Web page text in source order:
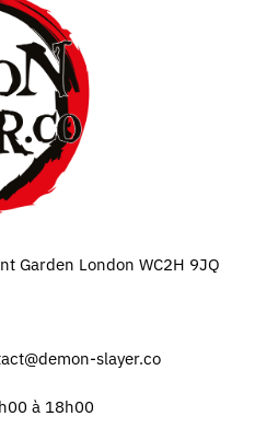
Garden London WC2H 9JQ
slayer.co
à 18h00